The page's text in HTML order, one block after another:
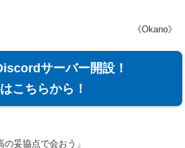
《Okano》
サーバー開設！
こちらから！
の妥協点で会おう」